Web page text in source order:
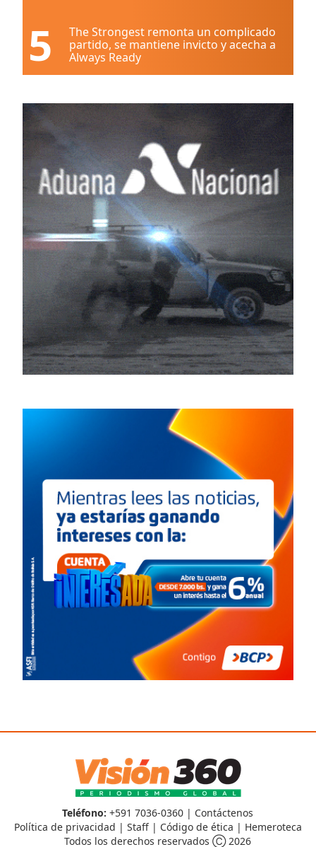
5
The Strongest remonta un complicado
partido, se mantiene invicto y acecha a
Always Ready
Teléfono: +591 7036-0360 | Contáctenos
Política de privacidad | Staff| Código de ética | Hemeroteca
Todos los derechos reservados Ⓒ 2026